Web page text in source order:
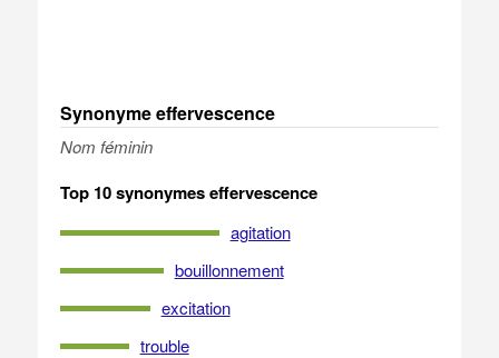
Synonyme effervescence
Nom féminin
Top 10 synonymes effervescence
agitation
bouillonnement
excitation
trouble